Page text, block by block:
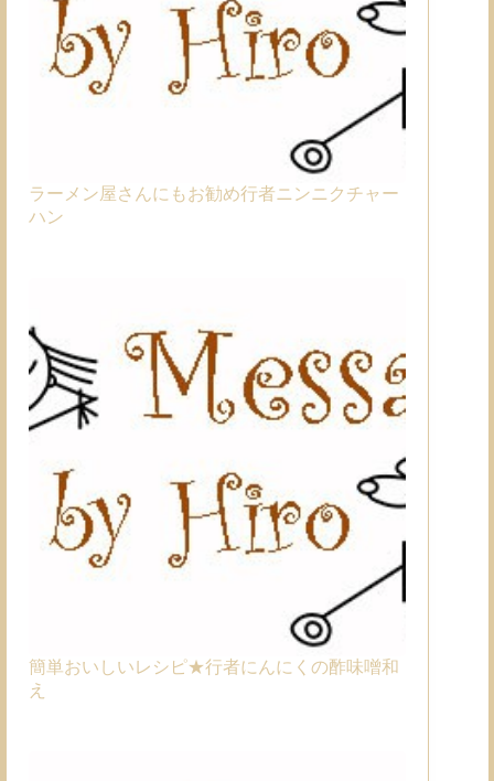
ラーメン屋さんにもお勧め行者ニンニクチャー
ハン
簡単おいしいレシピ★行者にんにくの酢味噌和
え